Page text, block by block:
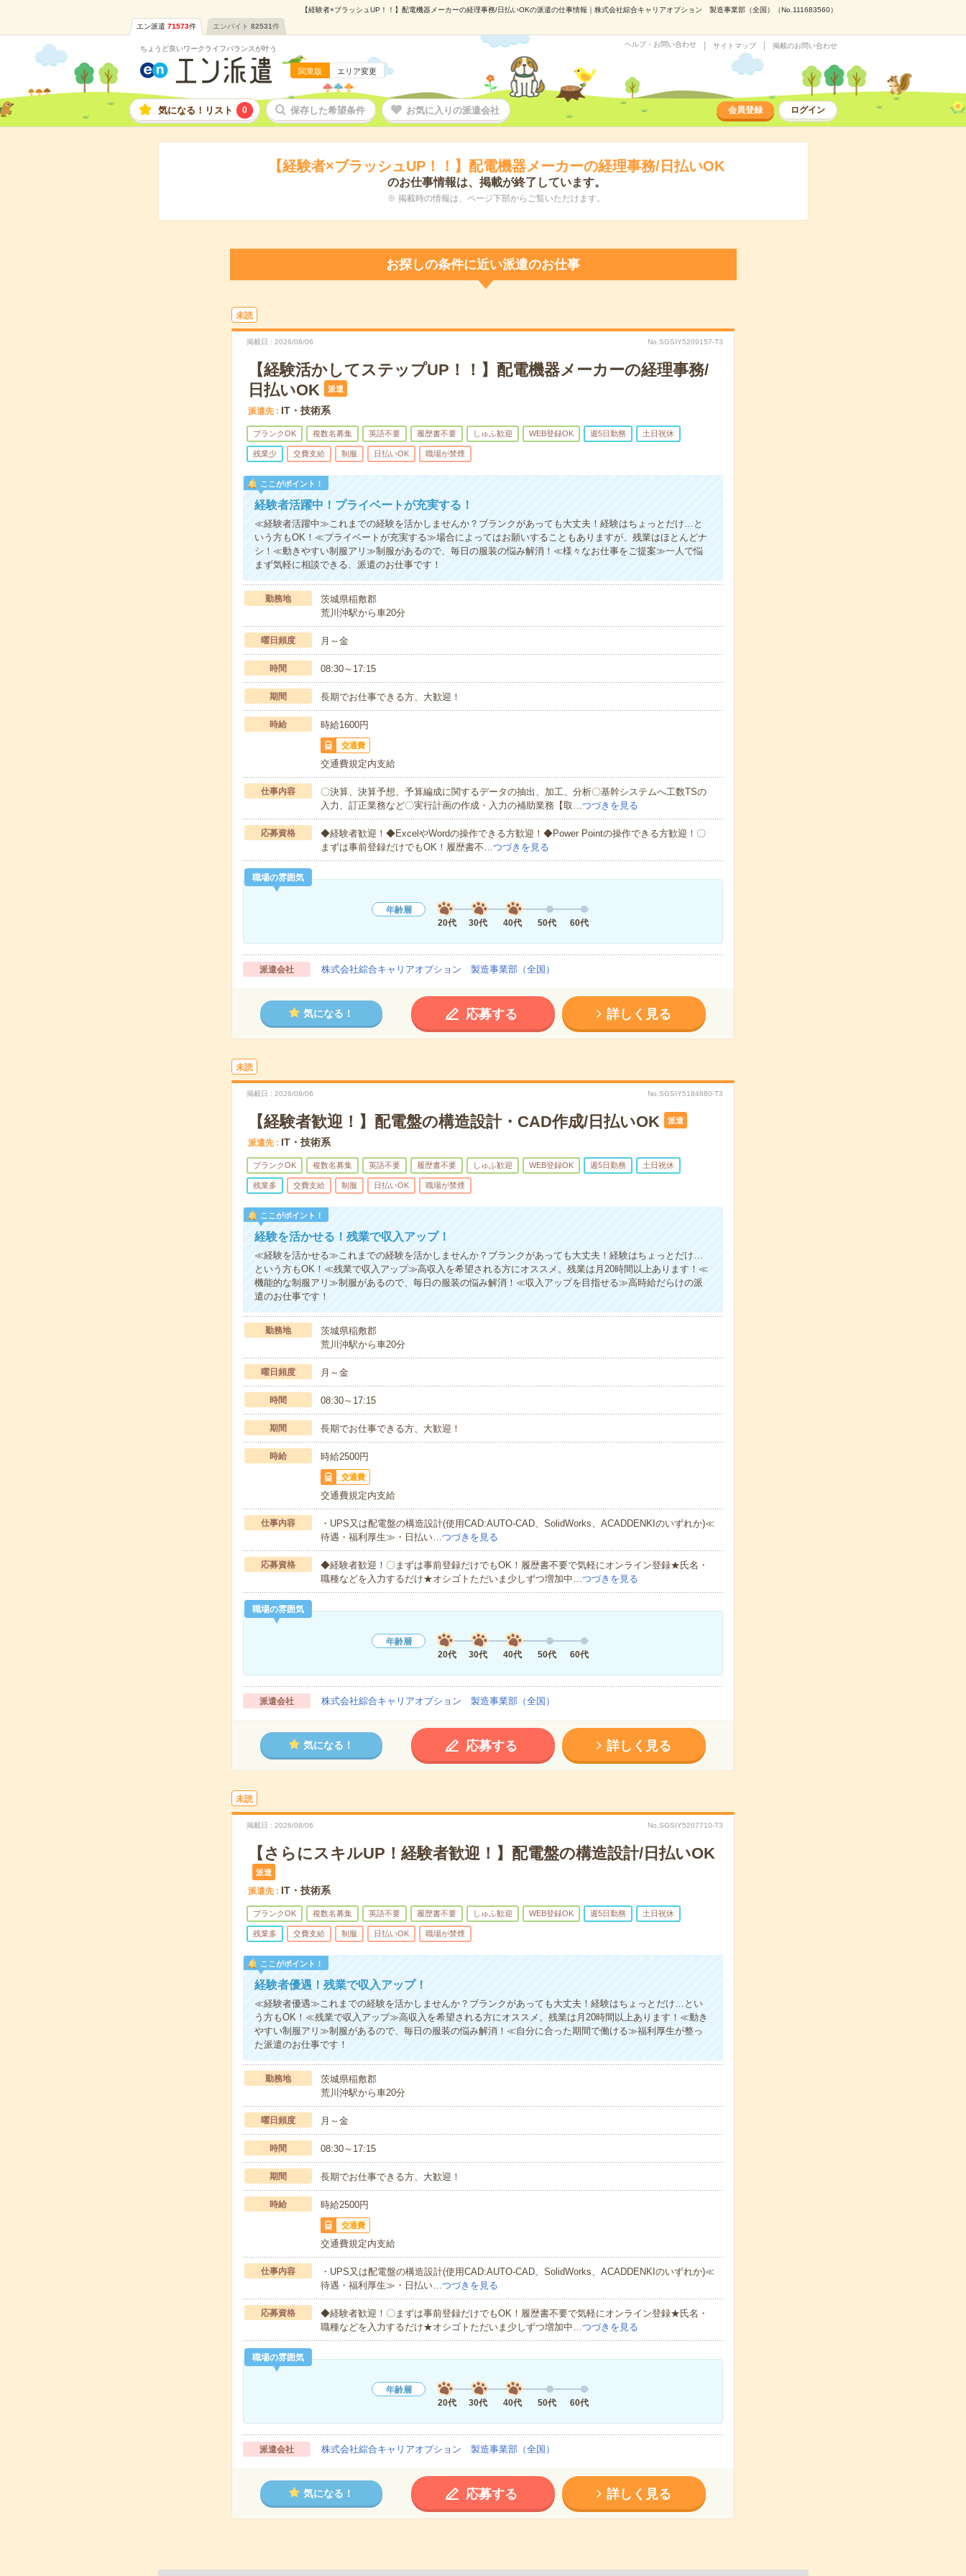
【経験者×ブラッシュUP！！】配電機器メーカーの経理事務/日払いOKの派遣の仕事情報｜株式会社綜合キャリアオプション 製造事業部（全国）（No.111683560）
エン派遣 71573件 エンバイト 82531件
ちょうど良いワークライフバランスが叶う
関東版 エリア変更
ヘルプ・お問い合わせ サイトマップ 掲載のお問い合わせ
気になる！リスト 0 保存した希望条件 お気に入りの派遣会社 会員登録 ログイン
【経験者×ブラッシュUP！！】配電機器メーカーの経理事務/日払いOK
のお仕事情報は、掲載が終了しています。
※ 掲載時の情報は、ページ下部からご覧いただけます。
お探しの条件に近い派遣のお仕事
未読
掲載日 2026/08/06 No.SGSIY5209157-T3
【経験活かしてステップUP！！】配電機器メーカーの経理事務/
日払いOK
派遣
派遣先 IT・技術系
ブランクOK 複数名募集 英語不要 履歴書不要 しゅふ歓迎 WEB登録OK 週5日勤務 土日祝休
残業少 交費支給 制服 日払いOK 職場が禁煙
ここがポイント！
経験者活躍中！プライベートが充実する！
≪経験者活躍中≫これまでの経験を活かしませんか？ブランクがあっても大丈夫！経験はちょっとだけ…と
いう方もOK！≪プライベートが充実する≫場合によってはお願いすることもありますが、残業はほとんどナ
シ！≪動きやすい制服アリ≫制服があるので、毎日の服装の悩み解消！≪様々なお仕事をご提案≫一人で悩
まず気軽に相談できる、派遣のお仕事です！
勤務地
茨城県稲敷郡
荒川沖駅から車20分
曜日頻度 月～金
時間 08:30～17:15
期間 長期でお仕事できる方、大歓迎！
時給 時給1600円
交通費
交通費規定内支給
仕事内容
〇決算、決算予想、予算編成に関するデータの抽出、加工、分析〇基幹システムへ工数TSの
入力、訂正業務など〇実行計画の作成・入力の補助業務【取…つづきを見る
応募資格
◆経験者歓迎！◆ExcelやWordの操作できる方歓迎！◆Power Pointの操作できる方歓迎！〇
まずは事前登録だけでもOK！履歴書不…つづきを見る
職場の雰囲気
年齢層
20代
30代 40代 50代 60代
派遣会社 株式会社綜合キャリアオプション 製造事業部（全国）
気になる！ 応募する 詳しく見る
未読
掲載日 2026/08/06 No.SGSIY5184880-T3
【経験者歓迎！】配電盤の構造設計・CAD作成/日払いOK 派遣
派遣先 IT・技術系
ブランクOK 複数名募集 英語不要 履歴書不要 しゅふ歓迎 WEB登録OK 週5日勤務 土日祝休
残業多 交費支給 制服 日払いOK 職場が禁煙
ここがポイント！
経験を活かせる！残業で収入アップ！
≪経験を活かせる≫これまでの経験を活かしませんか？ブランクがあっても大丈夫！経験はちょっとだけ…
という方もOK！≪残業で収入アップ≫高収入を希望される方にオススメ。残業は月20時間以上あります！≪
機能的な制服アリ≫制服があるので、毎日の服装の悩み解消！≪収入アップを目指せる≫高時給だらけの派
遣のお仕事です！
勤務地
茨城県稲敷郡
荒川沖駅から車20分
曜日頻度 月～金
時間 08:30～17:15
期間 長期でお仕事できる方、大歓迎！
時給 時給2500円
交通費
交通費規定内支給
仕事内容
・UPS又は配電盤の構造設計(使用CAD:AUTO-CAD、SolidWorks、ACADDENKIのいずれか)≪
待遇・福利厚生≫・日払い…つづきを見る
応募資格
◆経験者歓迎！〇まずは事前登録だけでもOK！履歴書不要で気軽にオンライン登録★氏名・
職種などを入力するだけ★オシゴトただいま少しずつ増加中…つづきを見る
職場の雰囲気
年齢層
20代
30代 40代 50代 60代
派遣会社 株式会社綜合キャリアオプション 製造事業部（全国）
気になる！ 応募する 詳しく見る
未読
掲載日 2026/08/06 No.SGSIY5207710-T3
【さらにスキルUP！経験者歓迎！】配電盤の構造設計/日払いOK
派遣
派遣先 IT・技術系
ブランクOK 複数名募集 英語不要 履歴書不要 しゅふ歓迎 WEB登録OK 週5日勤務 土日祝休
残業多 交費支給 制服 日払いOK 職場が禁煙
ここがポイント！
経験者優遇！残業で収入アップ！
≪経験者優遇≫これまでの経験を活かしませんか？ブランクがあっても大丈夫！経験はちょっとだけ…とい
う方もOK！≪残業で収入アップ≫高収入を希望される方にオススメ。残業は月20時間以上あります！≪動き
やすい制服アリ≫制服があるので、毎日の服装の悩み解消！≪自分に合った期間で働ける≫福利厚生が整っ
た派遣のお仕事です！
勤務地
茨城県稲敷郡
荒川沖駅から車20分
曜日頻度 月～金
時間 08:30～17:15
期間 長期でお仕事できる方、大歓迎！
時給 時給2500円
交通費
交通費規定内支給
仕事内容
・UPS又は配電盤の構造設計(使用CAD:AUTO-CAD、SolidWorks、ACADDENKIのいずれか)≪
待遇・福利厚生≫・日払い…つづきを見る
応募資格
◆経験者歓迎！〇まずは事前登録だけでもOK！履歴書不要で気軽にオンライン登録★氏名・
職種などを入力するだけ★オシゴトただいま少しずつ増加中…つづきを見る
職場の雰囲気
年齢層
20代
30代 40代 50代 60代
派遣会社 株式会社綜合キャリアオプション 製造事業部（全国）
気になる！ 応募する 詳しく見る